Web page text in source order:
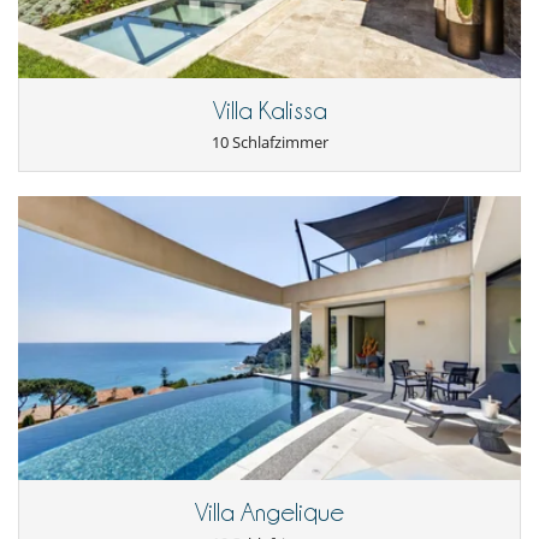
(6 x 10 m - Depth max : 3m) is surrounded by sun loungers and
Mediterranean greenery. Enjoy al fresco dining on the terrace, which is
equipped with a barbecue and outdoor dining area. For pétanque
enthusiasts, a court is available, and boat owners will appreciate the
private mooring buoy located nearby (off Graniers beach for boats up
You will also enjoy direct access to the private Graniers beach.
Staff & Services
The villa offers a daily cleaning service 10 hours per day (except
Sundays), as well as the services of a pool technician and a gardener
who come once a week to maintain the outdoor areas.
On request and at an additional cost, tailor-made services can be
provided, such as breakfast, a private chef, a chauffeur, or wellness
sessions with a yoga or sports coach.
Location
Ideally located, this property places you just a few steps away from
the lively Place des Lices and the famous Caves du Roy. Savour the
bustling charm of the town centre while enjoying the tranquillity of
- Stornierung ab65 Tagevor Anreisetermin : 100 % des
Gesamtbetrages sind an Villanovo zu bezahlen.
- Bei Nichterscheinen : 100 %des Gesamtbetrages sind an Villanovo zu
bezahlen
Villa Kalissa
10 Schlafzimmer
Villa Angelique